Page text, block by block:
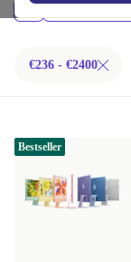
€236 - €2400
Bestseller